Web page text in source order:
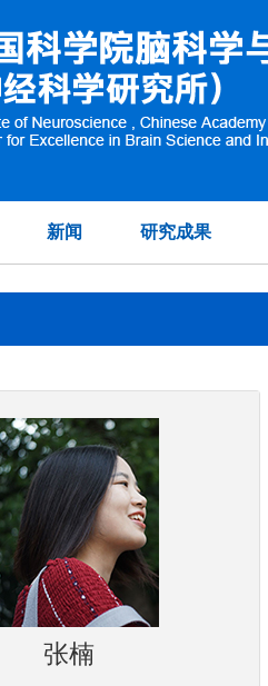
新闻 研究成果
张楠